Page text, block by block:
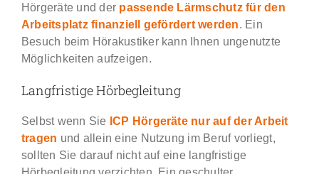
Hörgeräte und der passende Lärmschutz für den
Arbeitsplatz finanziell gefördert werden. Ein
Besuch beim Hörakustiker kann Ihnen ungenutzte
Möglichkeiten aufzeigen.
Langfristige Hörbegleitung
Selbst wenn Sie ICP Hörgeräte nur auf der Arbeit
tragen und allein eine Nutzung im Beruf vorliegt,
sollten Sie darauf nicht auf eine langfristige